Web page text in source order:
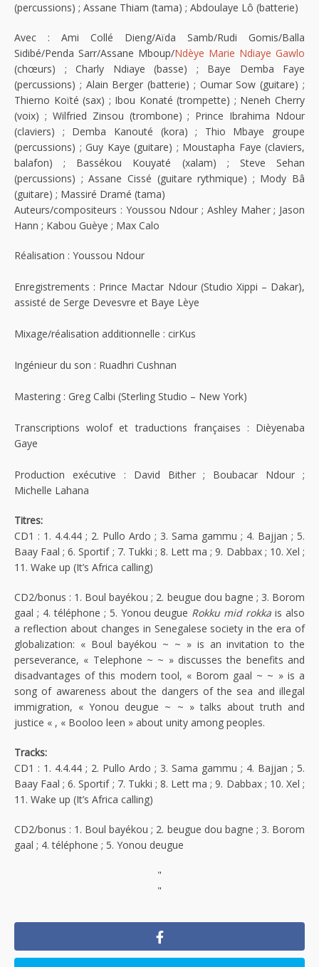
(percussions) ; Assane Thiam (tama) ; Abdoulaye Lô (batterie)
Avec : Ami Collé Dieng/Aïda Samb/Rudi Gomis/Balla
Sidibé/Penda Sarr/Assane Mboup/Ndèye Marie Ndiaye Gawlo
(chœurs) ; Charly Ndiaye (basse) ; Baye Demba Faye
(percussions) ; Alain Berger (batterie) ; Oumar Sow (guitare) ;
Thierno Koïté (sax) ; Ibou Konaté (trompette) ; Neneh Cherry
(voix) ; Wilfried Zinsou (trombone) ; Prince Ibrahima Ndour
(claviers) ; Demba Kanouté (kora) ; Thio Mbaye groupe
(percussions) ; Guy Kaye (guitare) ; Moustapha Faye (claviers,
balafon) ; Bassékou Kouyaté (xalam) ; Steve Sehan
(percussions) ; Assane Cissé (guitare rythmique) ; Mody Bâ
(guitare) ; Massiré Dramé (tama)
Auteurs/compositeurs : Youssou Ndour ; Ashley Maher ; Jason
Hann ; Kabou Guèye ; Max Calo
Réalisation : Youssou Ndour
Enregistrements : Prince Mactar Ndour (Studio Xippi – Dakar),
assisté de Serge Devesvre et Baye Lèye
Mixage/réalisation additionnelle : cirKus
Ingénieur du son : Ruadhri Cushnan
Mastering : Greg Calbi (Sterling Studio – New York)
Transcriptions wolof et traductions françaises : Dièyenaba
Gaye
Production exécutive : David Bither ; Boubacar Ndour ;
Michelle Lahana
Titres:
CD1 : 1. 4.4.44 ; 2. Pullo Ardo ; 3. Sama gammu ; 4. Bajjan ; 5.
Baay Faal ; 6. Sportif ; 7. Tukki ; 8. Lett ma ; 9. Dabbax ; 10. Xel ;
11. Wake up (It’s Africa calling)
CD2/bonus : 1. Boul bayékou ; 2. beugue dou bagne ; 3. Borom
gaal ; 4. téléphone ; 5. Yonou deugue Rokku mid rokka is also
a reflection about changes in Senegalese society in the era of
globalization: « Boul bayékou ~ ~ » is an invitation to the
perseverance, « Telephone ~ ~ » discusses the benefits and
disadvantages of this modern tool, « Borom gaal ~ ~ » is a
song of awareness about the dangers of the sea and illegal
immigration, « Yonou deugue ~ ~ » talks about truth and
justice « , « Booloo leen » about unity among peoples.
Tracks:
CD1 : 1. 4.4.44 ; 2. Pullo Ardo ; 3. Sama gammu ; 4. Bajjan ; 5.
Baay Faal ; 6. Sportif ; 7. Tukki ; 8. Lett ma ; 9. Dabbax ; 10. Xel ;
11. Wake up (It’s Africa calling)
CD2/bonus : 1. Boul bayékou ; 2. beugue dou bagne ; 3. Borom
gaal ; 4. téléphone ; 5. Yonou deugue
"
"